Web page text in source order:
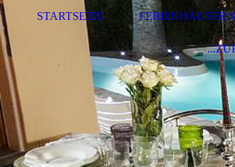
STARTSEITE FERIENHÄUSER